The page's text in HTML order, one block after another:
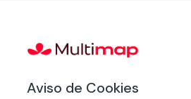
acústicas
InstalaciónAviso de Cookies